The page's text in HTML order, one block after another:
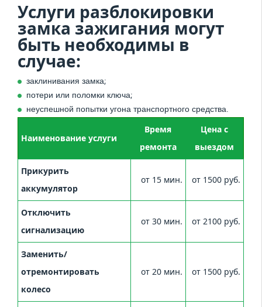
Услуги разблокировки
замка зажигания могут
быть необходимы в
случае:
заклинивания замка;
потери или поломки ключа;
неуспешной попытки угона транспортного средства.
Наименование услуги
Время
ремонта
Цена с
выездом
Прикурить
аккумулятор
от 15 мин. от 1500 руб.
Отключить
сигнализацию
от 30 мин. от 2100 руб.
Заменить/
отремонтировать
колесо
от 20 мин. от 1500 руб.